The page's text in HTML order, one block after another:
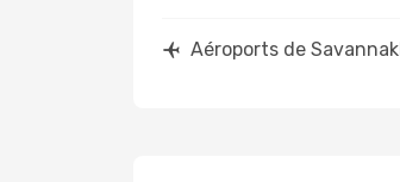
Aéroports de